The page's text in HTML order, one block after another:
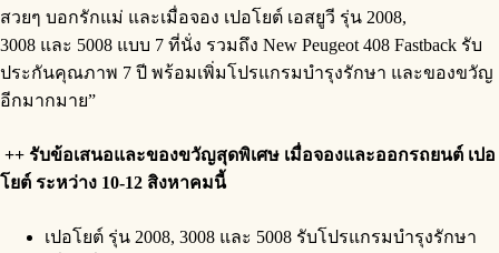
สวยๆ บอกรักแม่ และเมื่อจอง เปอโยต์ เอสยูวี รุ่น 2008,
3008 และ 5008 แบบ 7 ที่นั่ง รวมถึง New Peugeot 408 Fastback รับ
ประกันคุณภาพ 7 ปี พร้อมเพิ่มโปรแกรมบำรุงรักษา และของขวัญ
อีกมากมาย”
++ รับข้อเสนอและของขวัญสุดพิเศษ เมื่อจองและออกรถยนต์ เปอ
โยต์ ระหว่าง 10-12 สิงหาคมนี้
เปอโยต์ รุ่น 2008, 3008 และ 5008 รับโปรแกรมบำรุงรักษา